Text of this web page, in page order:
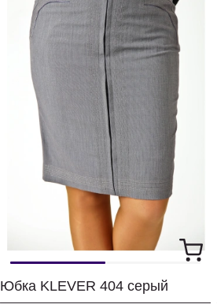
Юбка KLEVER 404 серый